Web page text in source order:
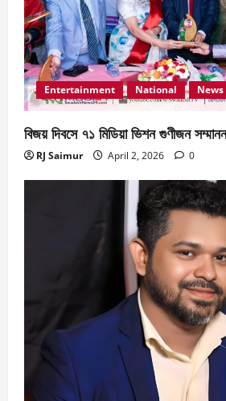
Entertainment National News
বিজয় দিবসে ৭১ মিডিয়া ভিশন গুণীজন
RJ Saimur April 2, 2026 0